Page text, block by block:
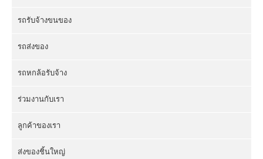
รถรับจ้างขนของ
รถส่งของ
รถหกล้อรับจ้าง
ร่วมงานกับเรา
ลูกค้าของเรา
ส่งของชิ้นใหญ่